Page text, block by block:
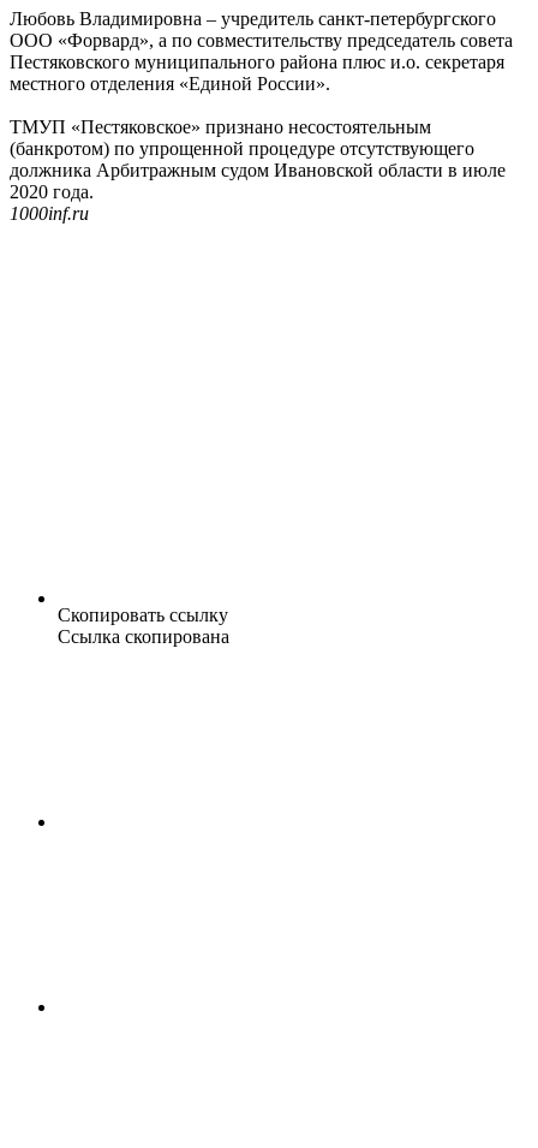
Любовь Владимировна – учредитель санкт-петербургского
ООО «Форвард», а по совместительству председатель совета
Пестяковского муниципального района плюс и.о. секретаря
местного отделения «Единой России».
ТМУП «Пестяковское» признано несостоятельным
(банкротом) по упрощенной процедуре отсутствующего
должника Арбитражным судом Ивановской области в июле
2020 года.
1000inf.ru
Скопировать ссылку
Ссылка скопирована